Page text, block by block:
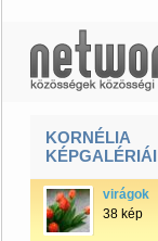
KORNÉLIA
KÉPGALÉRIÁI
virágok
38 kép